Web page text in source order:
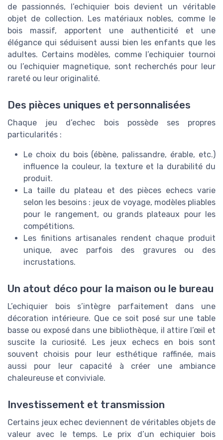
de passionnés, l’echiquier bois devient un véritable
objet de collection. Les matériaux nobles, comme le
bois massif, apportent une authenticité et une
élégance qui séduisent aussi bien les enfants que les
adultes. Certains modèles, comme l’echiquier tournoi
ou l’echiquier magnetique, sont recherchés pour leur
rareté ou leur originalité.
Des pièces uniques et personnalisées
Chaque jeu d’echec bois possède ses propres
particularités :
Le choix du bois (ébène, palissandre, érable, etc.)
influence la couleur, la texture et la durabilité du
produit.
La taille du plateau et des pièces echecs varie
selon les besoins : jeux de voyage, modèles pliables
pour le rangement, ou grands plateaux pour les
compétitions.
Les finitions artisanales rendent chaque produit
unique, avec parfois des gravures ou des
incrustations.
Un atout déco pour la maison ou le bureau
L’echiquier bois s’intègre parfaitement dans une
décoration intérieure. Que ce soit posé sur une table
basse ou exposé dans une bibliothèque, il attire l’œil et
suscite la curiosité. Les jeux echecs en bois sont
souvent choisis pour leur esthétique raffinée, mais
aussi pour leur capacité à créer une ambiance
chaleureuse et conviviale.
Investissement et transmission
Certains jeux echec deviennent de véritables objets de
valeur avec le temps. Le prix d’un echiquier bois